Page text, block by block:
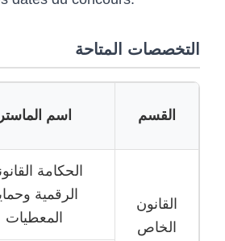
التخصصات المتاحة
القسم اسم الماستر
القانون
الخاص
الحكامة
الرقمية
المعطيات